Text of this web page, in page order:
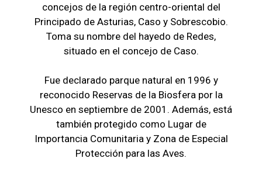
concejos de la región centro-oriental del
Principado de Asturias, Caso y Sobrescobio.
Toma su nombre del hayedo de Redes,
situado en el concejo de Caso.
Fue declarado parque natural en 1996 y
reconocido Reservas de la Biosfera por la
Unesco en septiembre de 2001. Además, está
también protegido como Lugar de
Importancia Comunitaria y Zona de Especial
Protección para las Aves.